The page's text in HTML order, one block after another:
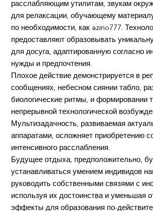
расслабляющим утилитам, звукам
для релаксации, обучающему
по необходимости, как azino777.
предоставляют образовывать
для досуга, адаптированную согласно
нужды и предпочтения.
Плохое действие демонстрируется в
сообщениях, небесном сиянии табло,
биологические ритмы, и формировании
непрерывной технологической
Мультизадачность, развиваемая
аппаратами, осложняет приобретению
интенсивного расслабления.
Будущее отдыха, предположительно,
устанавливаться умением индивидов
руководить собственными связями с
используя их достоинства и уменьшая
эффекты для образования по-